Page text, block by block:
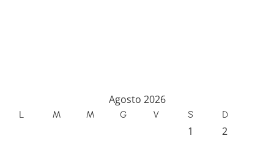
Agosto 2026
L M M G V S D
1
2